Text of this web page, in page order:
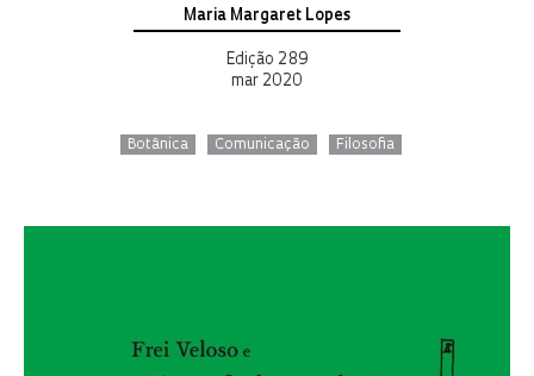
Maria Margaret Lopes
Edição 289
mar 2020
Botânica Comunicação Filosofia